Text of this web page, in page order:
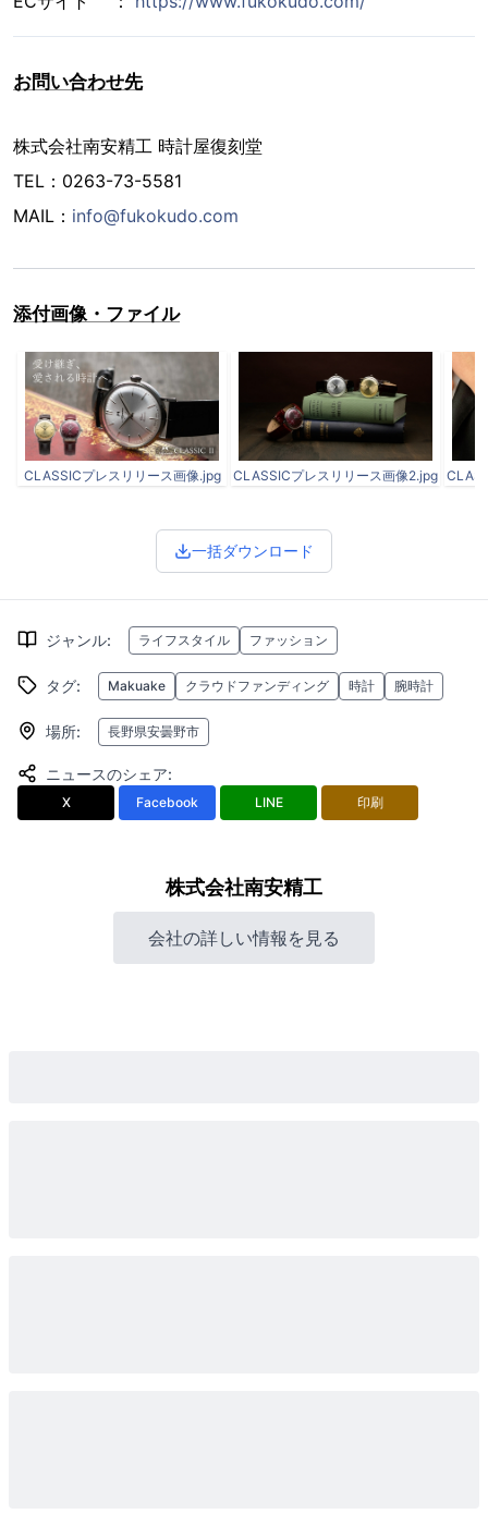
お問い合わせ先
株式会社南安精工 時計屋復刻堂
TEL：0263-73-5581
MAIL： info@fukokudo.com
添付画像・ファイル
CLASSICプレスリリース画像.jpg CLASSICプレスリリース画像2.jpg
一括ダウンロード
ジャンル: ライフスタイル ファッション
タグ: Makuake クラウドファンディング 時計 腕時計
場所: 長野県安曇野市
ニュースのシェア:
X Facebook LINE 印刷
株式会社南安精工
会社の詳しい情報を見る